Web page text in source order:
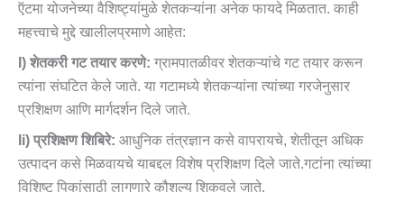
ऍटमा योजनेच्या वैशिष्ट्यांमुळे शेतकऱ्यांना अनेक फायदे मिळतात. काही
महत्त्वाचे मुद्दे खालीलप्रमाणे आहेत:
I) शेतकरी गट तयार करणे: ग्रामपातळीवर शेतकऱ्यांचे गट तयार करून
त्यांना संघटित केले जाते. या गटामध्ये शेतकऱ्यांना त्यांच्या गरजेनुसार
प्रशिक्षण आणि मार्गदर्शन दिले जाते.
Ii) प्रशिक्षण शिबिरे: आधुनिक तंत्रज्ञान कसे वापरायचे, शेतीतून अधिक
उत्पादन कसे मिळवायचे याबद्दल विशेष प्रशिक्षण दिले जाते.गटांना त्यांच्या
विशिष्ट पिकांसाठी लागणारे कौशल्य शिकवले जाते.